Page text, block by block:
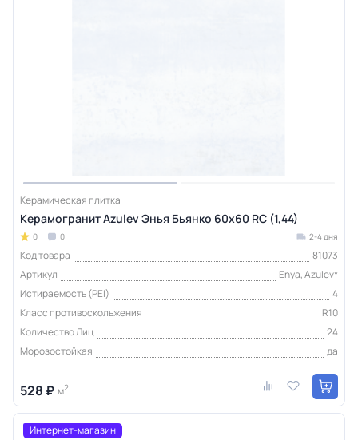
Керамическая плитка
Керамогранит Azulev Энья Бьянко 60x60 RС (1,44)
0 0 2-4 дня
Код товара
81073
Артикул
Enya, Azulev*
Истираемость (PEI)
4
Класс противоскольжения
R10
Количество Лиц
24
Морозостойкая
да
528 ₽ м2
Интернет-магазин